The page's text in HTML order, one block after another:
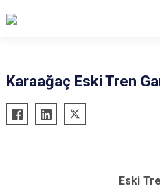
Karaağaç Eski Tren
Eski